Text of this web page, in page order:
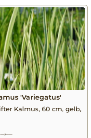
'Variegatus'
Kalmus, 60 cm, gelb,